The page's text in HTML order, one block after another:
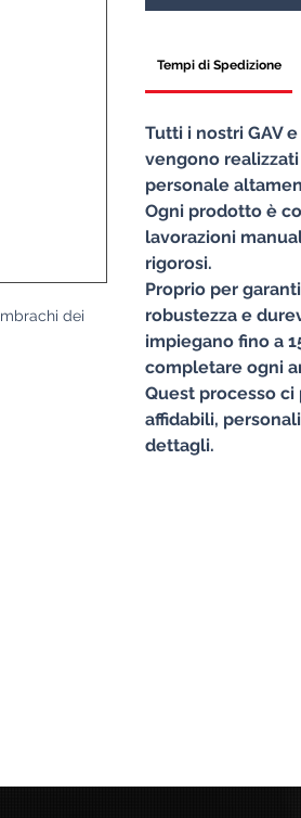
dei
Tempi di Spedizione
Tutti i nostri GAV
vengono
personale
Ogni prodotto è
lavorazioni
rigorosi.
Proprio per
robustezza e
impiegano fino a
completare ogni
Quest processo
affidabili,
dettagli.